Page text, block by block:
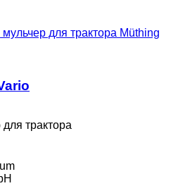
мульчер для трактора Müthing
трактора